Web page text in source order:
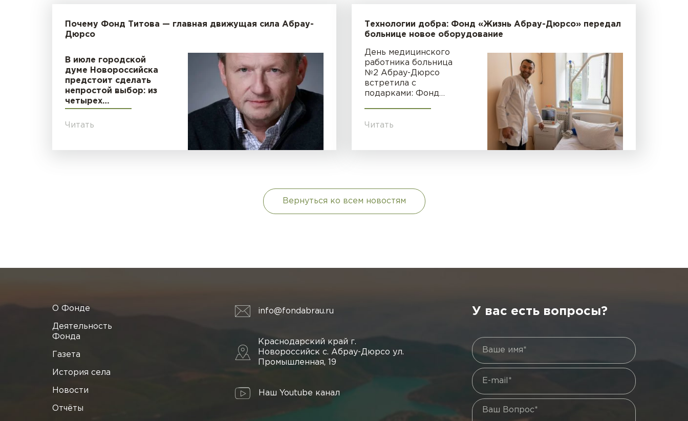
Почему Фонд Титова — главная движущая сила Абрау-
Дюрсо
В июле городской
думе Новороссийска
предстоит сделать
непростой выбор: из
четырех…
Читать
Технологии добра: Фонд «Жизнь Абрау-Дюрсо» передал
больнице новое оборудование
День медицинского
работника больница
№2 Абрау-Дюрсо
встретила с
подарками: Фонд…
Читать
Вернуться ко всем новостям
О Фонде
Деятельность
Фонда
Газета
История села
Новости
Отчёты
info@fondabrau.ru
Краснодарский край г.
Новороссийск с. Абрау-Дюрсо ул.
Промышленная, 19
Наш Youtube канал
У вас есть вопросы?
Ваше имя*
E-mail*
Ваш Вопрос*